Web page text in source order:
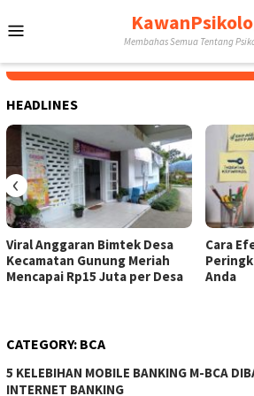
to
Membahas Semua Tentang
HEADLINES
Viral Anggaran Bimtek Desa
Kecamatan Gunung Meriah
Mencapai Rp15 Juta per Desa
Cara
Anda
‹
CATEGORY: BCA
5 KELEBIHAN MOBILE BANKING M-BCA
INTERNET BANKING